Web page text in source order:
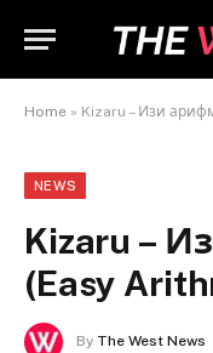
Home » Kizaru – Изи
NEWS
Kizaru –
(Easy
By The West News